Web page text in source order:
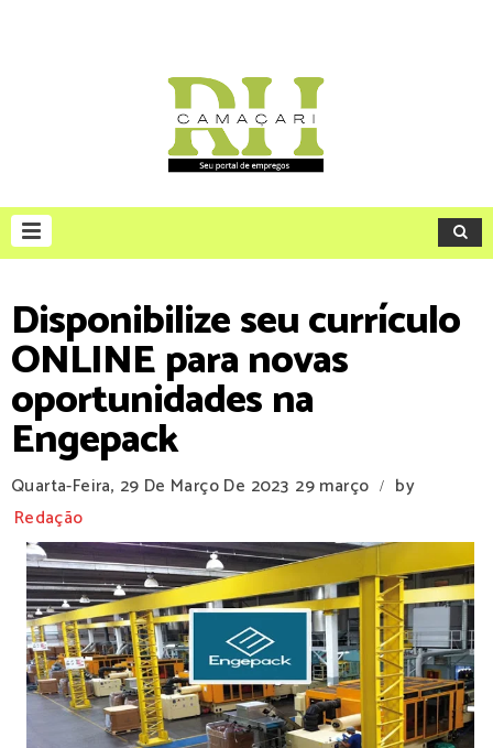
Disponibilize seu currículo
ONLINE para novas
oportunidades na
Engepack
Quarta-Feira, 29 De Março De 2023 29 março /
by
Redação